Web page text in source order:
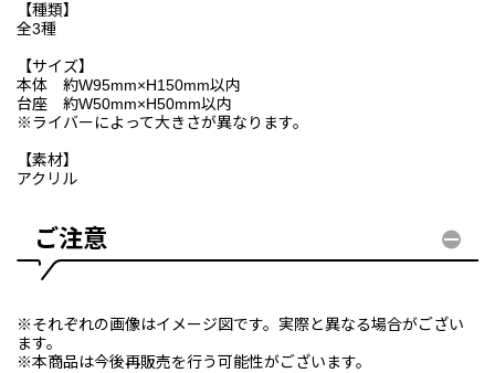
【種類】
全3種
【サイズ】
本体 約W95mm×H150mm以内
台座 約W50mm×H50mm以内
※ライバーによって大きさが異なります。
【素材】
アクリル
ご注意
※それぞれの画像はイメージ図です。実際と異なる場合がござい
ます。
※本商品は今後再販売を行う可能性がございます。